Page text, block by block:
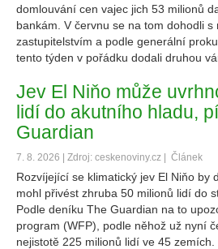
domlouvání cen vajec jich 53 milionů
bankám. V červnu se na tom dohodli s
zastupitelstvím a podle generální
tento týden v pořádku dodali druhou
Jev El Niňo může
lidí do akutního hladu,
Guardian
7. 8. 2026 | Zdroj: ceskenoviny.cz | Článek
Rozvíjející se klimatický jev El Niňo by
mohl přivést zhruba 50 milionů lidí do
Podle deníku The Guardian na to
program (WFP), podle něhož už nyní
nejistotě 225 milionů lidí ve 45 zemích.